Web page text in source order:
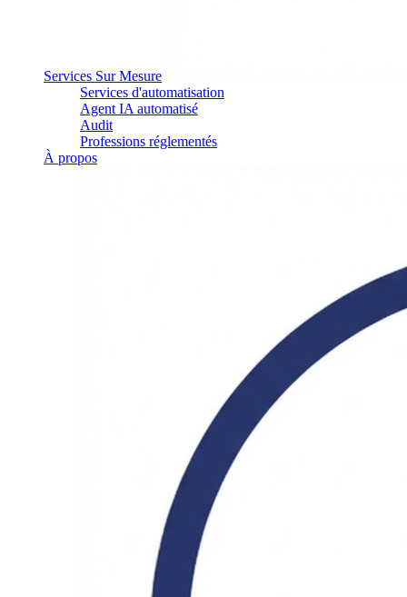
Services Sur Mesure
Services d'automatisation
Agent IA automatisé
Audit
Professions réglementés
À propos